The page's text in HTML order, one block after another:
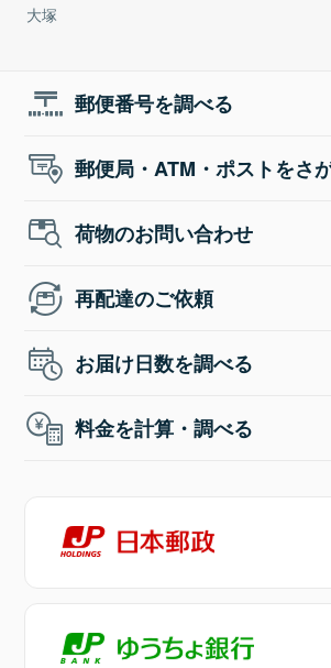
大塚
郵便番号を調べる
郵便局・ATM・ポストをさ
荷物のお問い合わせ
再配達のご依頼
お届け日数を調べる
料金を計算・調べる